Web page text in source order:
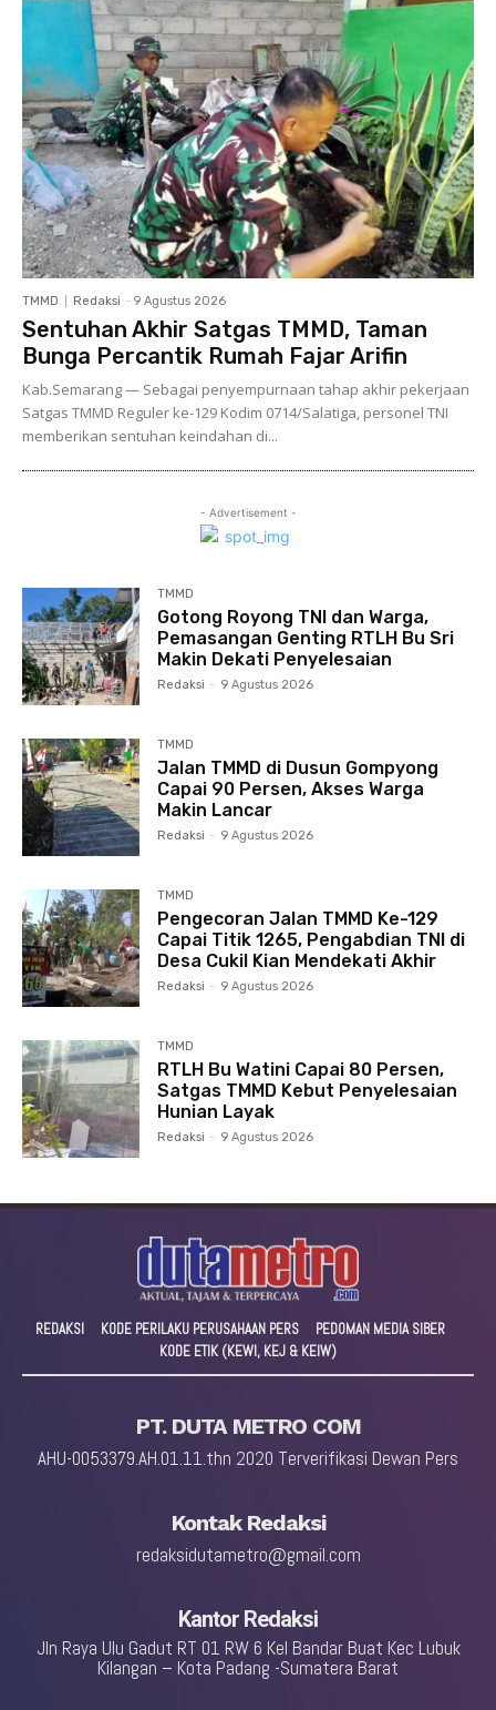
TMMD Redaksi - 9 Agustus 2026
Sentuhan Akhir Satgas TMMD, Taman
Bunga Percantik Rumah Fajar Arifin
Kab.Semarang — Sebagai penyempurnaan tahap akhir pekerjaan
Satgas TMMD Reguler ke-129 Kodim 0714/Salatiga, personel TNI
memberikan sentuhan keindahan di...
- Advertisement -
TMMD
Gotong Royong TNI dan Warga,
Pemasangan Genting RTLH Bu Sri
Makin Dekati Penyelesaian
Redaksi - 9 Agustus 2026
TMMD
Jalan TMMD di Dusun Gompyong
Capai 90 Persen, Akses Warga
Makin Lancar
Redaksi - 9 Agustus 2026
TMMD
Pengecoran Jalan TMMD Ke-129
Capai Titik 1265, Pengabdian TNI di
Desa Cukil Kian Mendekati Akhir
Redaksi - 9 Agustus 2026
TMMD
RTLH Bu Watini Capai 80 Persen,
Satgas TMMD Kebut Penyelesaian
Hunian Layak
Redaksi - 9 Agustus 2026
REDAKSI KODE PERILAKU PERUSAHAAN PERS
PEDOMAN MEDIA SIBER
KODE ETIK (KEWI, KEJ & KEIW)
PT. DUTA METRO COM
AHU-0053379.AH.01.11.thn 2020 Terverifikasi Dewan Pers
Kontak Redaksi
redaksidutametro@gmail.com
Kantor Redaksi
Jln Raya Ulu Gadut RT 01 RW 6 Kel Bandar Buat Kec Lubuk
Kilangan – Kota Padang -Sumatera Barat